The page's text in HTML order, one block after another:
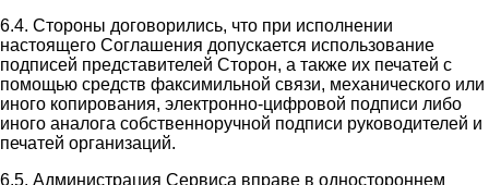
6.4. Стороны договорились, что при исполнении
настоящего Соглашения допускается использование
подписей представителей Сторон, а также их печатей с
помощью средств факсимильной связи, механического или
иного копирования, электронно-цифровой подписи либо
иного аналога собственноручной подписи руководителей и
печатей организаций.
6.5. Администрация Сервиса вправе в одностороннем